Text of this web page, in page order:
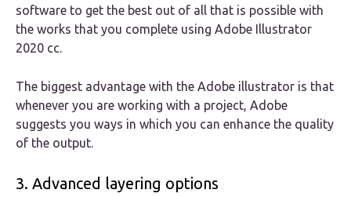
software to get the best out of all that is possible with
the works that you complete using Adobe Illustrator
2020 cc.
The biggest advantage with the Adobe illustrator is that
whenever you are working with a project, Adobe
suggests you ways in which you can enhance the quality
of the output.
3. Advanced layering options